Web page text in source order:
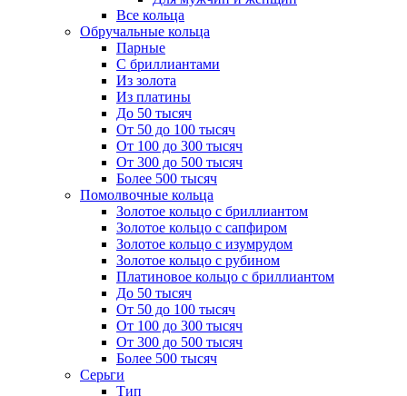
Все кольца
Обручальные кольца
Парные
С бриллиантами
Из золота
Из платины
До 50 тысяч
От 50 до 100 тысяч
От 100 до 300 тысяч
От 300 до 500 тысяч
Более 500 тысяч
Помолвочные кольца
Золотое кольцо с бриллиантом
Золотое кольцо с сапфиром
Золотое кольцо с изумрудом
Золотое кольцо с рубином
Платиновое кольцо с бриллиантом
До 50 тысяч
От 50 до 100 тысяч
От 100 до 300 тысяч
От 300 до 500 тысяч
Более 500 тысяч
Серьги
Тип